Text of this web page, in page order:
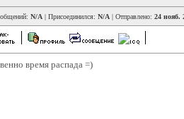
N/A | Присоединился: N/A | Отправлено: 24 нояб.
время распада =)